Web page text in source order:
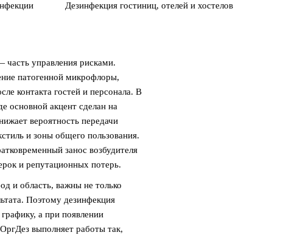
Дезинфекция гостиниц, отелей и хостелов
управления рисками.
патогенной микрофлоры,
контакта гостей и персонала. В
основной акцент сделан на
вероятность передачи
и зоны общего пользования.
занос возбудителя
и репутационных потерь.
и область, важны не только
Поэтому дезинфекция
а при появлении
выполняет работы так,